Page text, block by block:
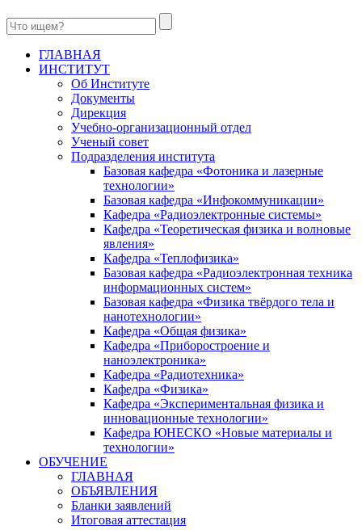
ГЛАВНАЯ
ИНСТИТУТ
Об Институте
Документы
Дирекция
Учебно-организационный отдел
Ученый совет
Подразделения института
Базовая кафедра «Фотоника и лазерные
технологии»
Базовая кафедра «Инфокоммуникации»
Кафедра «Радиоэлектронные системы»
Кафедра «Теоретическая физика и волновые
явления»
Кафедра «Теплофизика»
Базовая кафедра «Радиоэлектронная техника
информационных систем»
Базовая кафедра «Физика твёрдого тела и
нанотехнологии»
Кафедра «Общая физика»
Кафедра «Приборостроение и
наноэлектроника»
Кафедра «Радиотехника»
Кафедра «Физика»
Кафедра «Экспериментальная физика и
инновационные технологии»
Кафедра ЮНЕСКО «Новые материалы и
технологии»
ОБУЧЕНИЕ
ГЛАВНАЯ
ОБЪЯВЛЕНИЯ
Бланки заявлений
Итоговая аттестация